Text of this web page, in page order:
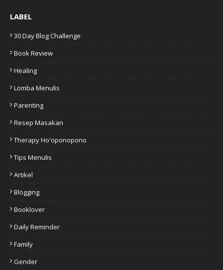
LABEL
30 Day Blog Challenge
Book Review
Healing
Lomba Menulis
Parenting
Resep Masakan
Therapy Ho'oponopono
Tips Menulis
Artikel
Blogging
Booklover
Daily Reminder
Family
Gender